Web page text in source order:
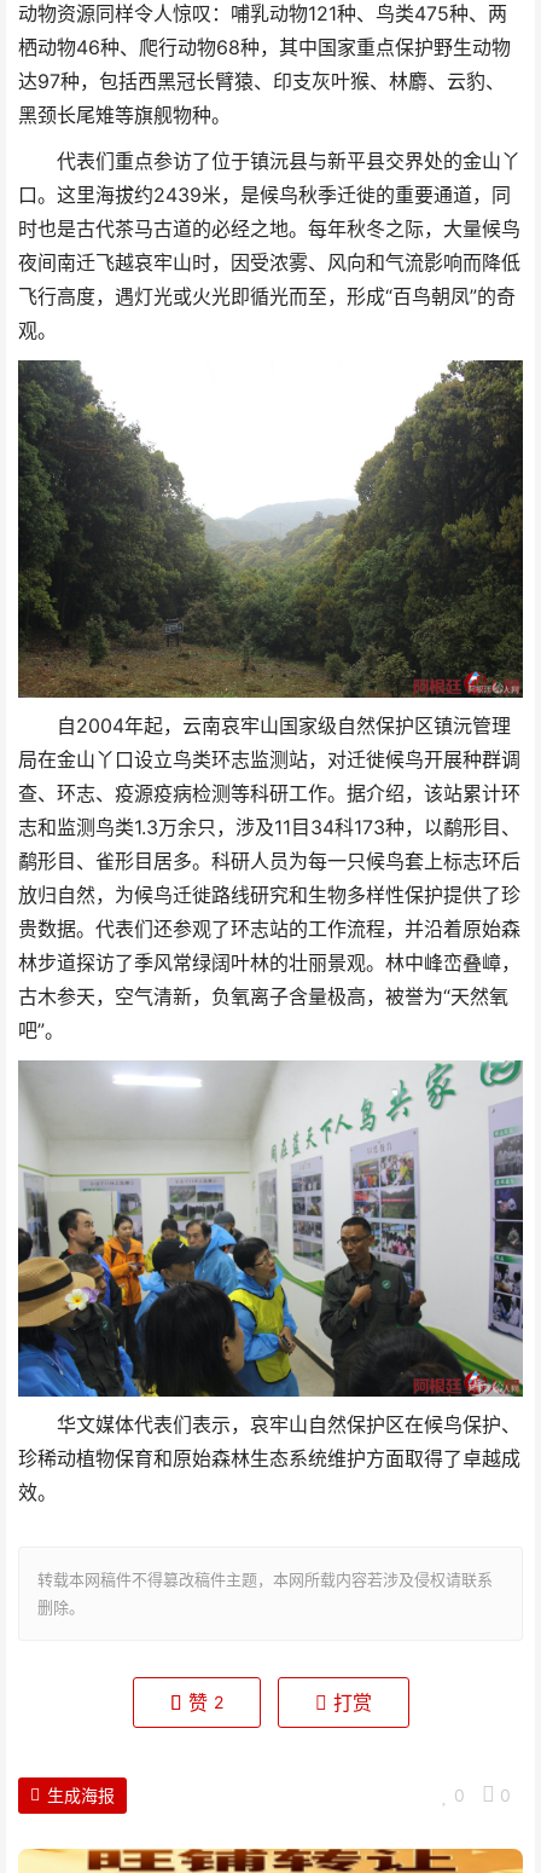
动物资源同样令人惊叹：哺乳动物121种、鸟类475种、两
栖动物46种、爬行动物68种，其中国家重点保护野生动物
达97种，包括西黑冠长臂猿、印支灰叶猴、林麝、云豹、
黑颈长尾雉等旗舰物种。
代表们重点参访了位于镇沅县与新平县交界处的金山丫
口。这里海拔约2439米，是候鸟秋季迁徙的重要通道，同
时也是古代茶马古道的必经之地。每年秋冬之际，大量候鸟
夜间南迁飞越哀牢山时，因受浓雾、风向和气流影响而降低
飞行高度，遇灯光或火光即循光而至，形成“百鸟朝凤”的奇
观。
自2004年起，云南哀牢山国家级自然保护区镇沅管理
局在金山丫口设立鸟类环志监测站，对迁徙候鸟开展种群调
查、环志、疫源疫病检测等科研工作。据介绍，该站累计环
志和监测鸟类1.3万余只，涉及11目34科173种，以鹬形目、
鹬形目、雀形目居多。科研人员为每一只候鸟套上标志环后
放归自然，为候鸟迁徙路线研究和生物多样性保护提供了珍
贵数据。代表们还参观了环志站的工作流程，并沿着原始森
林步道探访了季风常绿阔叶林的壮丽景观。林中峰峦叠嶂，
古木参天，空气清新，负氧离子含量极高，被誉为“天然氧
吧”。
华文媒体代表们表示，哀牢山自然保护区在候鸟保护、
珍稀动植物保育和原始森林生态系统维护方面取得了卓越成
效。
转载本网稿件不得篡改稿件主题，本网所载内容若涉及侵权请联系
删除。
赞 2 打赏
0 0
生成海报